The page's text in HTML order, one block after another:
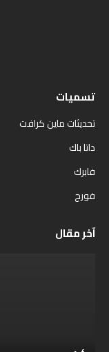
تسميات
تحديثات ماين كرافت
داتا باك
فابرك
فورج
آخر مقال